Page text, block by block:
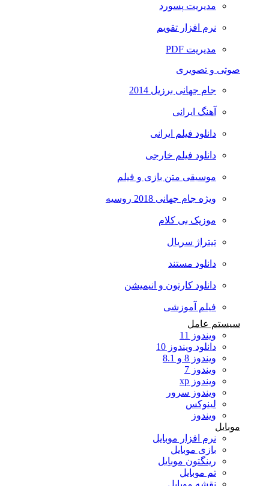
مدیریت پسورد
نرم افزار تقویم
مدیریت PDF
صوتی و تصویری
جام جهانی برزیل 2014
آهنگ ایرانی
دانلود فیلم ایرانی
دانلود فیلم خارجی
موسیقی متن بازی و فیلم
ویژه جام جهانی 2018 روسیه
موزیک بی کلام
تیتراژ سریال
دانلود مستند
دانلود کارتون و انیمیشن
فیلم آموزشی
سیستم عامل
ویندوز 11
دانلود ویندوز 10
ویندوز 8 و 8.1
ویندوز 7
ویندوز xp
ویندوز سرور
لینوکس
ویندوز
نرم افزار موبایل
بازی موبایل
رینگتون موبایل
تم موبایل
نقشه موبایل